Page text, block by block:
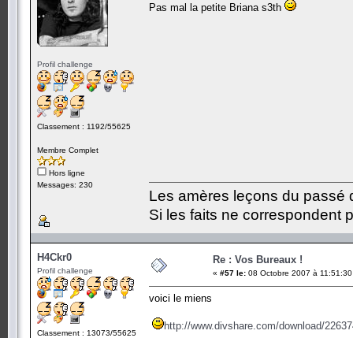
Profil challenge
Classement : 1192/55625
Membre Complet
Hors ligne
Messages: 230
Pas mal la petite Briana s3th
Les amères leçons du passé
Si les faits ne correspondent
H4Ckr0
Profil challenge
Classement : 13073/55625
Re : Vos Bureaux !
« #57 le: 08 Octobre 2007 à
voici le miens
http://www.divshare.com/download/